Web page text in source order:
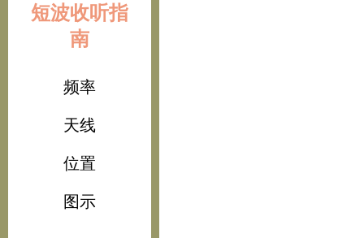
短波收听指
南
频率
天线
位置
图示